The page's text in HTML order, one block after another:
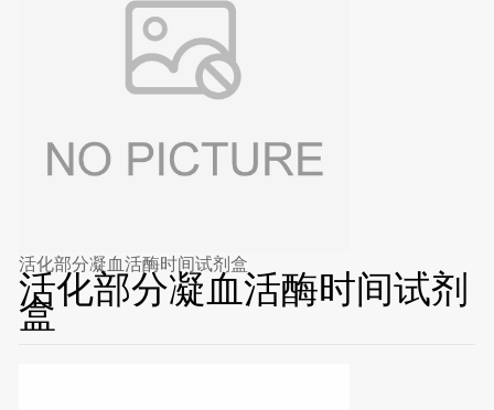
活化部分凝血活酶时间试剂盒
活化部分凝血活酶时间试剂
盒